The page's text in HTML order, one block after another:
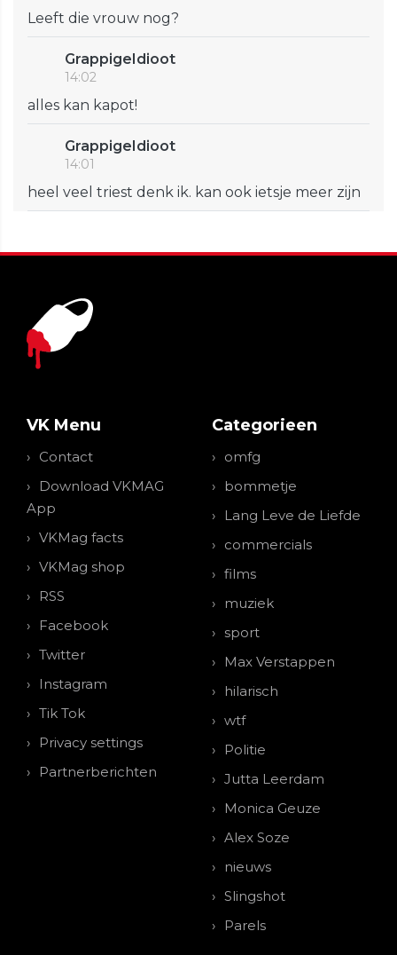
Leeft die vrouw nog?
GrappigeIdioot
14:02
alles kan kapot!
GrappigeIdioot
14:01
heel veel triest denk ik. kan ook ietsje meer zijn
VK Menu
Contact
Download VKMAG
App
VKMag facts
VKMag shop
RSS
Facebook
Twitter
Instagram
Tik Tok
Privacy settings
Partnerberichten
Categorieen
omfg
bommetje
Lang Leve de Liefde
commercials
films
muziek
sport
Max Verstappen
hilarisch
wtf
Politie
Jutta Leerdam
Monica Geuze
Alex Soze
nieuws
Slingshot
Parels